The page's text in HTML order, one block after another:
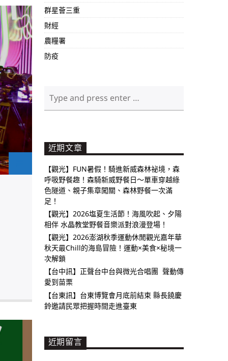
群星薈三重
財經
農糧署
防疫
近期文章
【觀光】FUN暑假！騎進新威森林祕境，森
呼吸野餐趣！森騎新威野餐日～單車穿越綠
色隧道、親子集章闖關、森林野餐一次滿
足！
【觀光】2026塩夏生活節！海風吹起、夕陽
相伴 水晶教堂野餐音樂派對浪漫登場！
【觀光】2026澎湖秋季運動休閒觀光嘉年華
秋天最Chill的海島冒險！運動×美食×秘境一
次解鎖
【台中訊】正聲台中台與微光合唱團 聲動傳
愛到苗栗
【台東訊】台東博覽會月底前結束 縣長饒慶
鈴邀請民眾把握時間走進臺東
近期留言